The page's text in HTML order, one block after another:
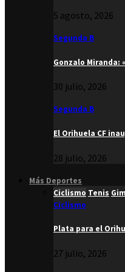
5 agosto, 2026
Segunda B
Gonzalo Miranda:
30 julio, 2026
Segunda B
El Orihuela CF
28 julio, 2026
Más Deportes
Ciclismo Tenis
Ciclismo
Plata para el
27 julio, 2026